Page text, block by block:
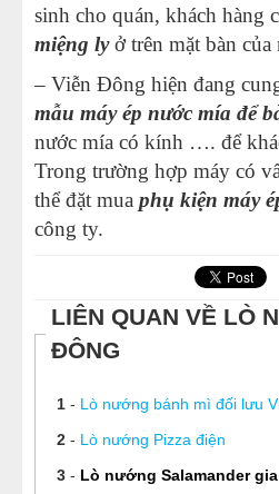
sinh cho quán, khách hàng
miệng lyở trên mặt bàn
– Viễn Đông hiện đang
mẫu máy ép nước mía để
nước mía có kính …. để
Trong trường hợp máy có
thể đặt mua phụ kiện máy
công ty.
LIÊN QUAN VỀ LÒ
ĐÔNG
1- Lò nướng bánh mì đối lưu
2- Lò nướng Pizza điện
3- Lò nướng Salamander